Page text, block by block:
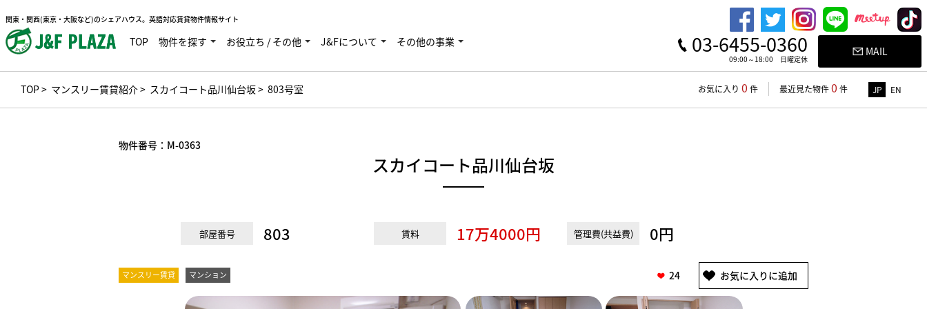
関東・関西(東京・大阪など)のシェアハウス。英語対応賃貸物件情報サイト
TOP 物件を探す お役立ち / その他 J&Fについて その他の事業 03-6455-0360
09:00～18:00 日曜定休
MAIL
TOP> マンスリー賃貸紹介> スカイコート品川仙台坂> 803号室 お気に入り 0 件 最近見た物件0 件 JP EN
物件番号： M-0363
スカイコート品川仙台坂
部屋番号 803 賃料 17万4000円 管理費(共益費) 0円
マンスリー賃貸 マンション 24